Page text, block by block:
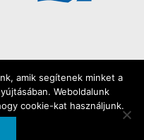
amik segítenek minket a
Weboldalunk
cookie-kat használjunk.